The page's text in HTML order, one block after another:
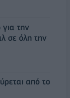
την
σε όλη την
από το